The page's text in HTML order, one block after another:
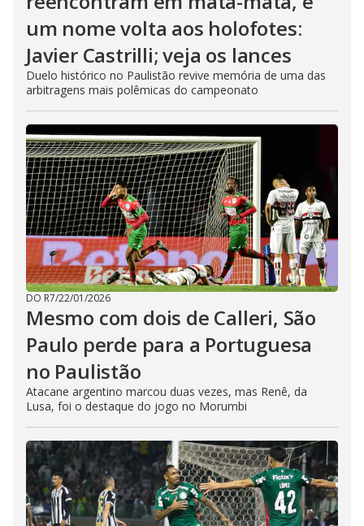
um nome volta aos holofotes:
Javier Castrilli; veja os lances
Duelo histórico no Paulistão revive memória de uma das
arbitragens mais polêmicas do campeonato
DO R7/22/01/2026
Mesmo com dois de Calleri, São
Paulo perde para a Portuguesa
no Paulistão
Atacane argentino marcou duas vezes, mas Renê, da
Lusa, foi o destaque do jogo no Morumbi